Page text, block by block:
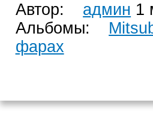
Автор:
админ 1
Альбомы:
фарах